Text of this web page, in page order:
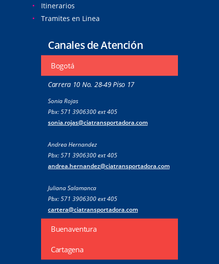
Itinerarios
Tramites en Linea
Canales de Atención
Bogotá
Carrera 10 No. 28-49 Piso 17
Sonia Rojas
Pbx: 571 3906300 ext 405
sonia.rojas@ciatransportadora.com
Andrea Hernandez
Pbx: 571 3906300 ext 405
andrea.hernandez@ciatransportadora.com
Juliana Salamanca
Pbx: 571 3906300 ext 405
cartera@ciatransportadora.com
Buenaventura
Cartagena